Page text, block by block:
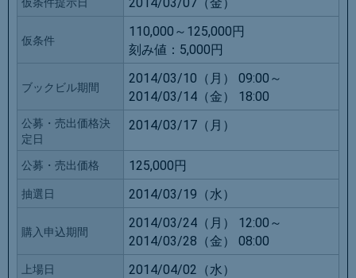
仮条件
110,000～125,000円
刻み値： 5,000円
ブックビル期間
2014/03/10（月） 09:00～
2014/03/14（金） 18:00
公募・売出価格決
定日
2014/03/17（月）
公募・売出価格 125,000円
抽選日 2014/03/19（水）
購入申込期間
2014/03/24（月） 12:00～
2014/03/28（金） 08:00
上場日 2014/04/02（水）